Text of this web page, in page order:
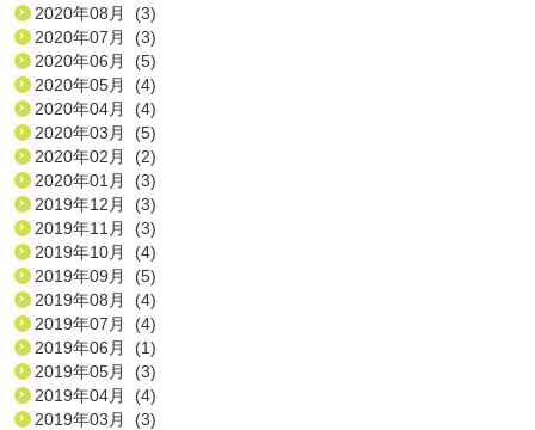
2020年08月 (3)
2020年07月 (3)
2020年06月 (5)
2020年05月 (4)
2020年04月 (4)
2020年03月 (5)
2020年02月 (2)
2020年01月 (3)
2019年12月 (3)
2019年11月 (3)
2019年10月 (4)
2019年09月 (5)
2019年08月 (4)
2019年07月 (4)
2019年06月 (1)
2019年05月 (3)
2019年04月 (4)
2019年03月 (3)